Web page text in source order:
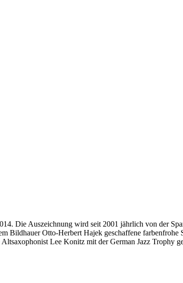
Die Auszeichnung wird seit 2001 jährlich von der
Bildhauer Otto-Herbert Hajek geschaffene farbenfrohe
Lee Konitz mit der German Jazz Trophy